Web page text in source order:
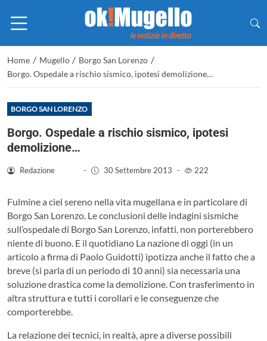
Home / Mugello / Borgo San Lorenzo /
Borgo. Ospedale a rischio sismico, ipotesi demolizione…
BORGO SAN LORENZO
Borgo. Ospedale a rischio sismico, ipotesi
demolizione…
Redazione - 30 Settembre 2013 - 222
Fulmine a ciel sereno nella vita mugellana e in particolare di
Borgo San Lorenzo. Le conclusioni delle indagini sismiche
sull’ospedale di Borgo San Lorenzo, infatti, non porterebbero
niente di buono. E il quotidiano La nazione di oggi (in un
articolo a firma di Paolo Guidotti) ipotizza anche il fatto che a
breve (si parla di un periodo di 10 anni) sia necessaria una
soluzione drastica come la demolizione. Con trasferimento in
altra struttura e tutti i corollari e le conseguenze che
comporterebbe.
La relazione dei tecnici, in realtà, apre a diverse possibili